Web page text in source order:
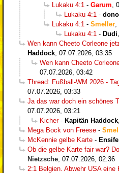
Lukaku 4:1 - Garum
Lukaku 4:1 -
Lukaku 4:1 - Smeller
Lukaku 4:1 - Dudi
Wen kann Cheeto Corleone
Haddock 07.07.2026, 03:35
Wen kann Cheeto
07.07.2026, 03:42
Thread: Fußball-WM 2026 -
07.07.2026, 03:33
Ja das war doch ein schönes
07.07.2026, 03:21
Kicher- Kapitän Haddock
Mega Bock von Freese -
McKennie gelbe Karte -
Ob die gelbe Karte fair war?
Nietzsche 07.07.2026, 02:36
2:1 Belgien. Abwehr USA eine